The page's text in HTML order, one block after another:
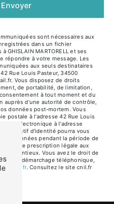
Envoyer
sont nécessaires aux
dans un fichier
GHISLAIN MARTORELL et ses
répondre à votre message. Les
aux seuls destinataires
Rue Louis Pasteur, 34500
Vous disposez de droits
de portabilité, de limitation,
à tout moment et du
auprès d’une autorité de contrôle,
données post-mortem. Vous
postale à l'adresse 42 Rue Louis
électronique à l'adresse
justificatif d'identité pourra vous
vos données pendant la période de
de prescription légale aux
contentieux. Vous avez le droit de
au démarchage téléphonique,
. Consultez le site cnil.fr